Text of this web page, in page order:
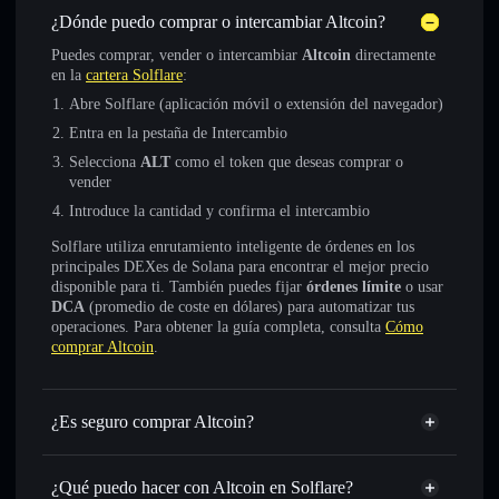
¿Dónde puedo comprar o intercambiar Altcoin?
Puedes comprar, vender o intercambiar Altcoin directamente
en la cartera Solflare:
Abre Solflare (aplicación móvil o extensión del navegador)
Entra en la pestaña de Intercambio
Selecciona ALT como el token que deseas comprar o
vender
Introduce la cantidad y confirma el intercambio
Solflare utiliza enrutamiento inteligente de órdenes en los
principales DEXes de Solana para encontrar el mejor precio
disponible para ti. También puedes fijar órdenes límite o usar
DCA (promedio de coste en dólares) para automatizar tus
operaciones. Para obtener la guía completa, consulta Cómo
comprar Altcoin.
¿Es seguro comprar Altcoin?
Altcoin token verificado
¿Qué puedo hacer con Altcoin en Solflare?